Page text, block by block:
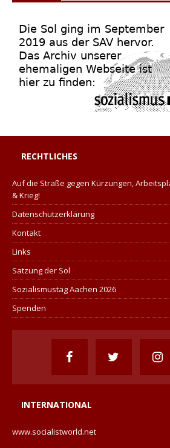
RECHTLICHES
Auf die Straße gegen Kürzungen,
& Krieg!
Datenschutzerklärung
Kontakt
Links
Satzung der Sol
Sozialismustag Aachen 2026
Spenden
INTERNATIONAL
www.socialistworld.net